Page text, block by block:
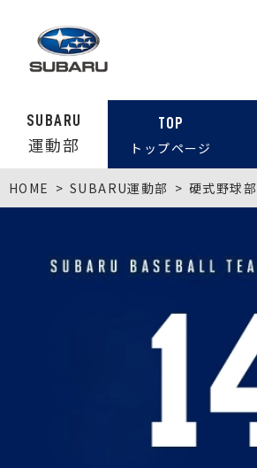
SUBARU
運動部
TOP
トップページ
HOME SUBARU運動部 硬式野球部